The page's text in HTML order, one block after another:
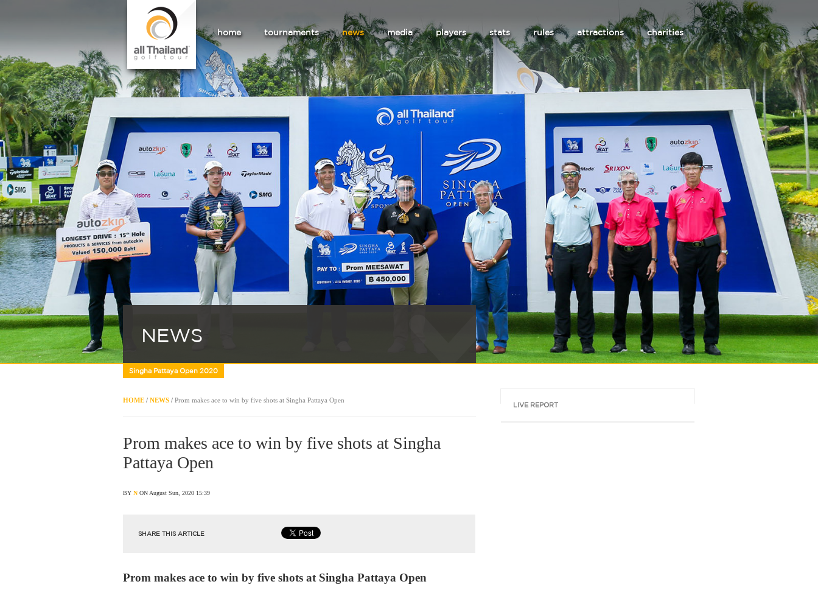
home tournaments news media players stats rules attractions charities
NEWS
Singha Pattaya Open 2020
HOME / NEWS / Prom makes ace to win by five shots at Singha Pattaya Open
Prom makes ace to win by five shots at Singha
Pattaya Open
BY N ON August Sun, 2020 15:39
SHARE THIS ARTICLE
Prom makes ace to win by five shots at Singha Pattaya Open
LIVE REPORT